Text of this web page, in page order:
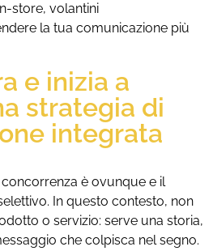
store, volantini
la tua comunicazione più
e inizia a
strategia di
integrata
è ovunque e il
In questo contesto, non
o servizio: serve una storia,
che colpisca nel segno.